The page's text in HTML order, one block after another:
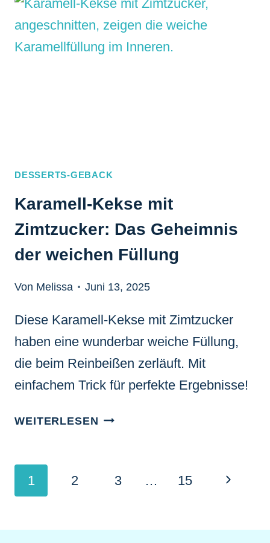
MIT
GANACHE:
SO
DESSERTS-GEBACK
Karamell-Kekse mit
Zimtzucker: Das Geheimnis
der weichen Füllung
Von Melissa Juni 13, 2025
Diese Karamell-Kekse mit Zimtzucker
haben eine wunderbar weiche Füllung,
die beim Reinbeißen zerläuft. Mit
einfachem Trick für perfekte Ergebnisse!
WEITERLESEN KARAMELL-
DAS
Seitennavigation
1 2 3 … 15
Nächste